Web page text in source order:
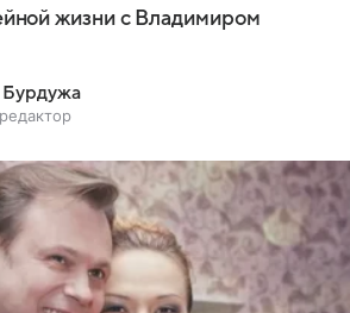
жизни с Владимиром
Бурдужа